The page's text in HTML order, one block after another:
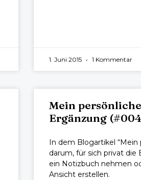
1. Juni 2015 1 Kommentar
Mein
Ergänzung
In dem Blogartikel “Mein
darum, für sich privat die
ein Notizbuch nehmen
Ansicht erstellen.